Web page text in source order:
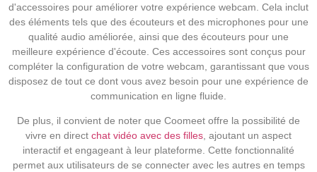
d'accessoires pour améliorer votre expérience webcam. Cela inclut
des éléments tels que des écouteurs et des microphones pour une
qualité audio améliorée, ainsi que des écouteurs pour une
meilleure expérience d'écoute. Ces accessoires sont conçus pour
compléter la configuration de votre webcam, garantissant que vous
disposez de tout ce dont vous avez besoin pour une expérience de
communication en ligne fluide.
De plus, il convient de noter que Coomeet offre la possibilité de
vivre en direct chat vidéo avec des filles , ajoutant un aspect
interactif et engageant à leur plateforme. Cette fonctionnalité
permet aux utilisateurs de se connecter avec les autres en temps